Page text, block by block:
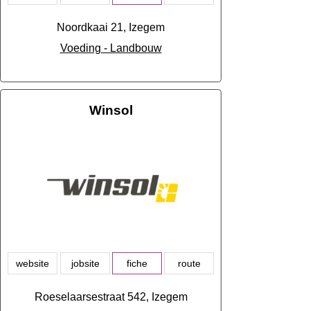
Noordkaai 21, Izegem
Voeding - Landbouw
Winsol
website jobsite fiche route
Roeselaarsestraat 542, Izegem